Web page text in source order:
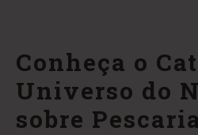
Conheça o
Universo do
sobre